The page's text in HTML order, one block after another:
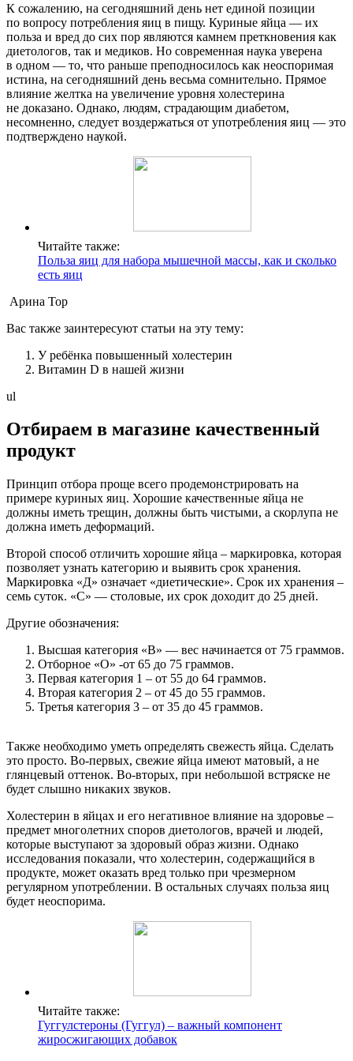
К сожалению, на сегодняшний день нет единой позиции
по вопросу потребления яиц в пищу. Куриные яйца — их
польза и вред до сих пор являются камнем преткновения как
диетологов, так и медиков. Но современная наука уверена
в одном — то, что раньше преподносилось как неоспоримая
истина, на сегодняшний день весьма сомнительно. Прямое
влияние желтка на увеличение уровня холестерина
не доказано. Однако, людям, страдающим диабетом,
несомненно, следует воздержаться от употребления яиц — это
подтверждено наукой.
Читайте также:
Польза яиц для набора мышечной массы, как и сколько
есть яиц
Арина Тор
Вас также заинтересуют статьи на эту тему:
У ребёнка повышенный холестерин
Витамин D в нашей жизни
ul
Отбираем в магазине качественный
продукт
Принцип отбора проще всего продемонстрировать на
примере куриных яиц. Хорошие качественные яйца не
должны иметь трещин, должны быть чистыми, а скорлупа не
должна иметь деформаций.
Второй способ отличить хорошие яйца – маркировка, которая
позволяет узнать категорию и выявить срок хранения.
Маркировка «Д» означает «диетические». Срок их хранения –
семь суток. «С» — столовые, их срок доходит до 25 дней.
Другие обозначения:
Высшая категория «В» — вес начинается от 75 граммов.
Отборное «О» -от 65 до 75 граммов.
Первая категория 1 – от 55 до 64 граммов.
Вторая категория 2 – от 45 до 55 граммов.
Третья категория 3 – от 35 до 45 граммов.
Также необходимо уметь определять свежесть яйца. Сделать
это просто. Во-первых, свежие яйца имеют матовый, а не
глянцевый оттенок. Во-вторых, при небольшой встряске не
будет слышно никаких звуков.
Холестерин в яйцах и его негативное влияние на здоровье –
предмет многолетних споров диетологов, врачей и людей,
которые выступают за здоровый образ жизни. Однако
исследования показали, что холестерин, содержащийся в
продукте, может оказать вред только при чрезмерном
регулярном употреблении. В остальных случаях польза яиц
будет неоспорима.
Читайте также:
Гуггулстероны (Гуггул) – важный компонент
жиросжигающих добавок